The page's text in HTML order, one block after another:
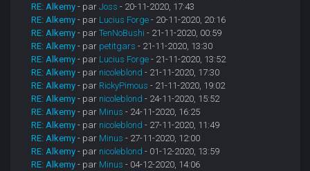
RE: Alkemy - parJoss - 20-11-2020, 17:43
RE: Alkemy - par Lucius Forge - 20-11-2020, 20:16
RE: Alkemy - parTenNoBushi - 21-11-2020, 00:59
RE: Alkemy - par petitgars - 21-11-2020, 13:30
RE: Alkemy - par Lucius Forge - 21-11-2020, 13:52
RE: Alkemy - par nicoleblond - 21-11-2020, 17:30
RE: Alkemy - par RickyPimous - 21-11-2020, 19:02
RE: Alkemy - par nicoleblond - 24-11-2020, 15:52
RE: Alkemy - par Minus - 24-11-2020, 16:25
RE: Alkemy - par nicoleblond - 27-11-2020, 11:49
RE: Alkemy - par Minus - 27-11-2020, 12:00
RE: Alkemy - par nicoleblond - 01-12-2020, 13:59
RE: Alkemy - par Minus - 04-12-2020, 14:06